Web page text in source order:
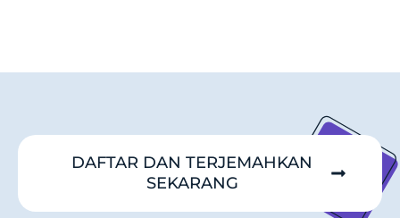
DAFTAR DAN TERJEMAHKAN
SEKARANG